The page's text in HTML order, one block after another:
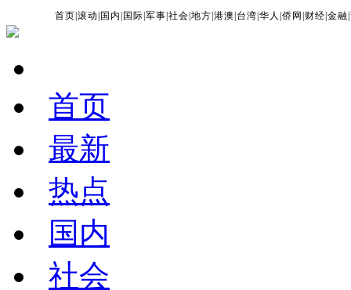
首页 |滚动 国内 国际 |军事 |社会 |地方 |港澳 台湾 |华人 |侨网 财经 |金融 |
首页
最新
热点
国内
社会